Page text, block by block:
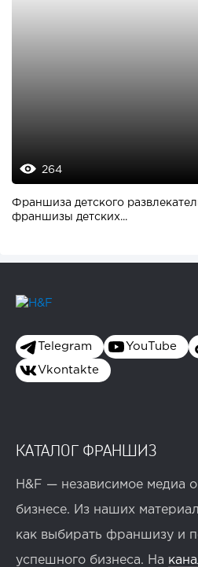
264
Франшиза детского
франшизы детских...
Telegram YouTube
Vkontakte
КАТАЛОГ ФРАНШИЗ
H&F — независимое медиа
бизнесе. Из наших
как выбирать франшизу и
успешного бизнеса. На